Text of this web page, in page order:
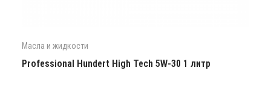
Масла и жидкости
Professional Hundert High Tech 5W-30 1 литр